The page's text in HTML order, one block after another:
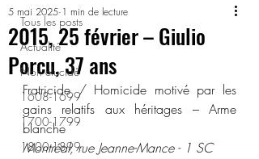
Tous les posts
Actualité
Non élucidé
1608-1699
1700-1799
1800-1899
2015, 25 février – Giulio
Porcu, 37 ans
5 mai 2025 1 min de lecture
Fratricide / Homicide motivé par les
gains relatifs aux héritages – Arme
blanche
Montréal, rue Jeanne-Mance - 1 SC